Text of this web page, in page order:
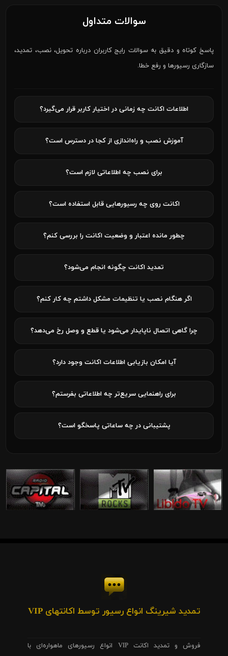
سوالات متداول
پاسخ کوتاه و دقیق به سوالات رایج کاربران درباره تحویل، نصب، تمدید،
سازگاری رسیورها و رفع خطا.
اطلاعات اکانت چه زمانی در اختیار کاربر قرار می‌گیرد؟
آموزش نصب و راه‌اندازی از کجا در دسترس است؟
برای نصب چه اطلاعاتی لازم است؟
اکانت روی چه رسیورهایی قابل استفاده است؟
چطور مانده اعتبار و وضعیت اکانت را بررسی کنم؟
تمدید اکانت چگونه انجام می‌شود؟
اگر هنگام نصب یا تنظیمات مشکل داشتم چه کار کنم؟
چرا گاهی اتصال ناپایدار می‌شود یا قطع و وصل رخ می‌دهد؟
آیا امکان بازیابی اطلاعات اکانت وجود دارد؟
برای راهنمایی سریع‌تر چه اطلاعاتی بفرستم؟
پشتیبانی در چه ساعاتی پاسخگو است؟
تمدید شیرینگ انواع رسیور توسط اکانتهای VIP
فروش و تمدید اکانت VIP انواع رسیورهای ماهواره‌ای با